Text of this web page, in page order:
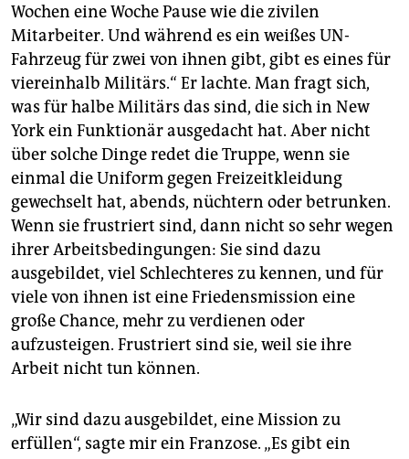
Wochen eine Woche Pause wie die zivilen
Mitarbeiter. Und während es ein weißes UN-
Fahrzeug für zwei von ihnen gibt, gibt es eines für
viereinhalb Militärs.“ Er lachte. Man fragt sich,
was für halbe Militärs das sind, die sich in New
York ein Funktionär ausgedacht hat. Aber nicht
über solche Dinge redet die Truppe, wenn sie
einmal die Uniform gegen Freizeitkleidung
gewechselt hat, abends, nüchtern oder betrunken.
Wenn sie frustriert sind, dann nicht so sehr wegen
ihrer Arbeitsbedingungen: Sie sind dazu
ausgebildet, viel Schlechteres zu kennen, und für
viele von ihnen ist eine Friedensmission eine
große Chance, mehr zu verdienen oder
aufzusteigen. Frustriert sind sie, weil sie ihre
Arbeit nicht tun können.
„Wir sind dazu ausgebildet, eine Mission zu
erfüllen“, sagte mir ein Franzose. „Es gibt ein